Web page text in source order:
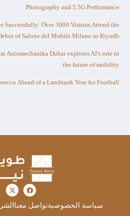
Photography and 5.5G Performance
Successfully: Over 3000 Visitors Attend the
of Salone del Mobile.Milano in Riyadh
Automechanika Dubai explores AI’s role in
the future of mobility
Ahead of a Landmark Year for Football
سياسة الخصوصيةتواصل معنا